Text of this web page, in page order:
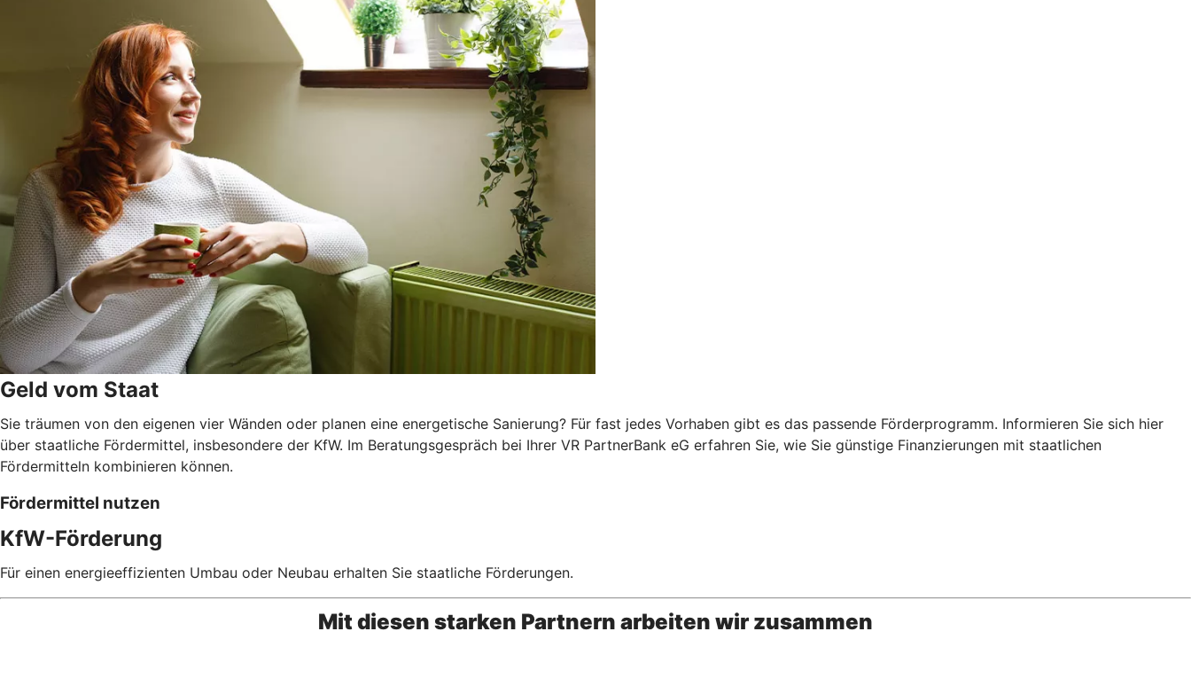
Geld vom Staat
Sie träumen von den eigenen vier Wänden oder planen eine energetische Sanierung? Für fast jedes Vorhaben gibt es das passende Förderprogramm. Informieren Sie sich hier
über staatliche Fördermittel, insbesondere der KfW. Im Beratungsgespräch bei Ihrer VR PartnerBank eG erfahren Sie, wie Sie günstige Finanzierungen mit staatlichen
Fördermitteln kombinieren können.
Fördermittel nutzen
KfW-Förderung
Für einen energieeffizienten Umbau oder Neubau erhalten Sie staatliche Förderungen.
Mit diesen starken Partnern arbeiten wir zusammen